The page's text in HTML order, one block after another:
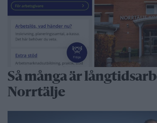
Så många är
Norrtälje